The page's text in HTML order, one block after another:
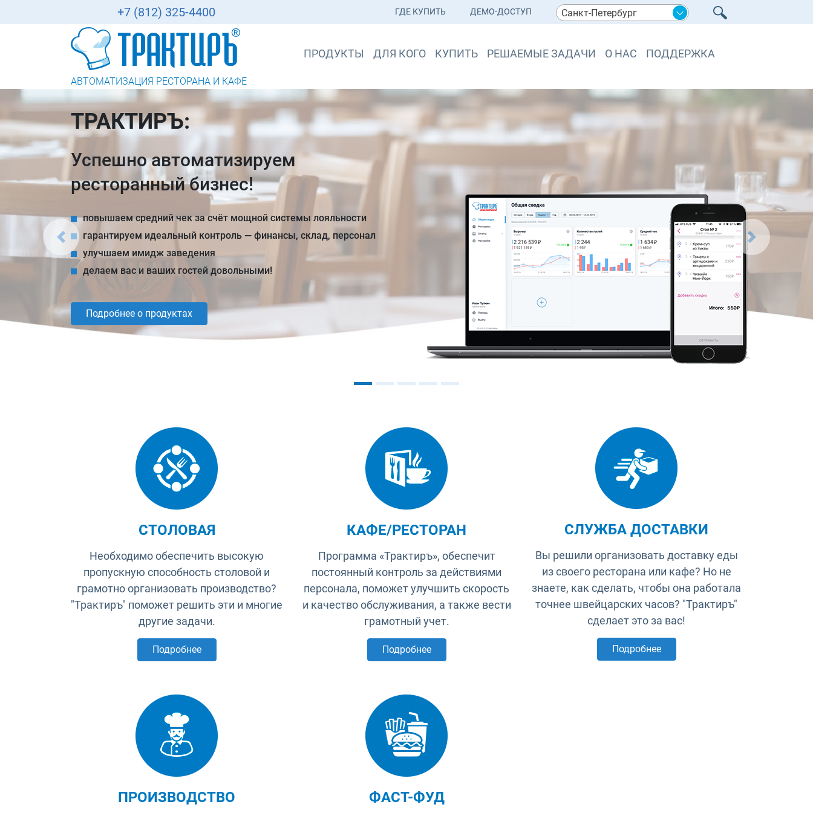
+7 (812) 325-4400 ГДЕ КУПИТЬ ДЕМО-ДОСТУП Санкт-Петербург
АВТОМАТИЗАЦИЯ РЕСТОРАНА И КАФЕ
ПРОДУКТЫ ДЛЯ КОГО КУПИТЬ РЕШАЕМЫЕ ЗАДАЧИ О НАС ПОДДЕРЖКА
ВРЕМЯ МЕНЯТЬСЯ!
ПЕРЕХОДИ НА ТРАКТИРЪ СО
СКИДКОЙ 50%
Узнать больше
Назад Вперед
СТОЛОВАЯ
Необходимо обеспечить высокую
пропускную способность столовой и
грамотно организовать производство?
"Трактиръ" поможет решить эти и многие
другие задачи.
Подробнее
КАФЕ/РЕСТОРАН
Программа «Трактиръ», обеспечит
постоянный контроль за действиями
персонала, поможет улучшить скорость
и качество обслуживания, а также вести
грамотный учет.
Подробнее
СЛУЖБА ДОСТАВКИ
Вы решили организовать доставку еды
из своего ресторана или кафе? Но не
знаете, как сделать, чтобы она работала
точнее швейцарских часов? "Трактиръ"
сделает это за вас!
Подробнее
ПРОИЗВОДСТВО ФАСТ-ФУД